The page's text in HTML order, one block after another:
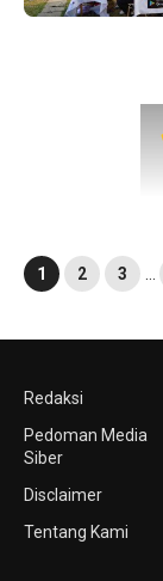
1 2 3 …
Redaksi
Pedoman Media
Siber
Disclaimer
Tentang Kami